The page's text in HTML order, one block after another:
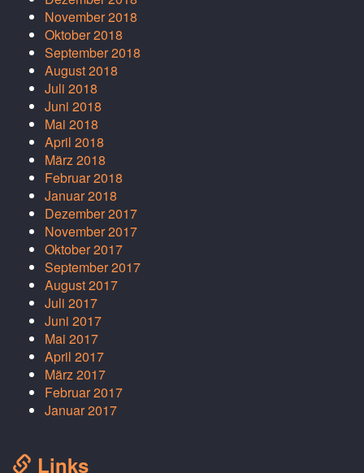
November 2018
Oktober 2018
September 2018
August 2018
Juli 2018
Juni 2018
Mai 2018
April 2018
März 2018
Februar 2018
Januar 2018
Dezember 2017
November 2017
Oktober 2017
September 2017
August 2017
Juli 2017
Juni 2017
Mai 2017
April 2017
März 2017
Februar 2017
Januar 2017
Links